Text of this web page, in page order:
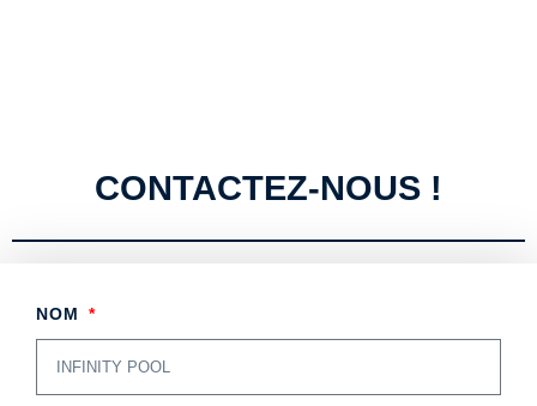
CONTACTEZ-NOUS !
NOM